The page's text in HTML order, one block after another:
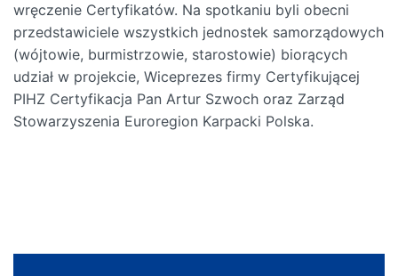
wręczenie Certyfikatów. Na spotkaniu byli obecni
przedstawiciele wszystkich jednostek samorządowych
(wójtowie, burmistrzowie, starostowie) biorących
udział w projekcie, Wiceprezes firmy Certyfikującej
PIHZ Certyfikacja Pan Artur Szwoch oraz Zarząd
Stowarzyszenia Euroregion Karpacki Polska.